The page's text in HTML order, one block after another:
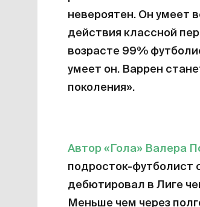
невероятен. Он умеет
действия классной
возрасте 99%
умеет он. Варрен
поколения».
Автор «Гола» Валера
подросток-футболист
дебютировал в Лиге
Меньше чем через